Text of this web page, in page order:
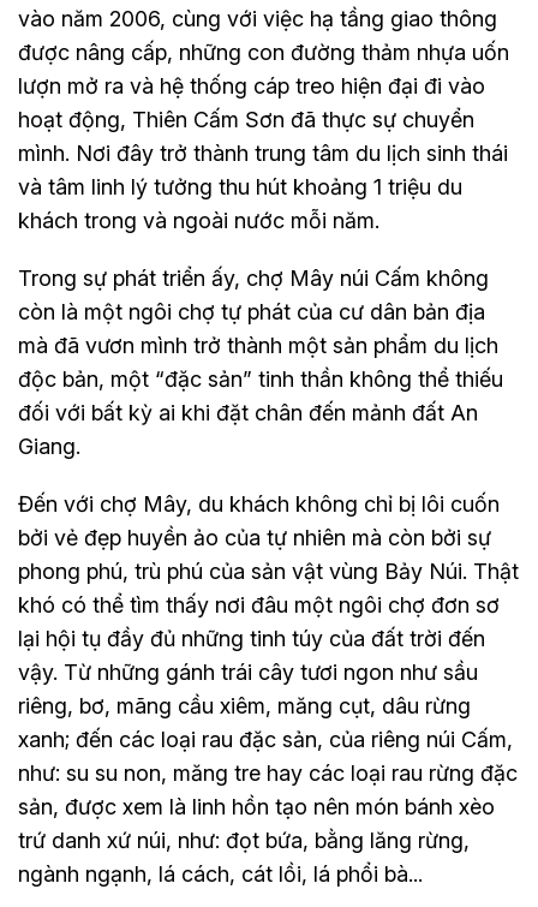
vào năm 2006, cùng với việc hạ tầng giao thông
được nâng cấp, những con đường thảm nhựa uốn
lượn mở ra và hệ thống cáp treo hiện đại đi vào
hoạt động, Thiên Cấm Sơn đã thực sự chuyển
mình. Nơi đây trở thành trung tâm du lịch sinh thái
và tâm linh lý tưởng thu hút khoảng 1 triệu du
khách trong và ngoài nước mỗi năm.
Trong sự phát triển ấy, chợ Mây núi Cấm không
còn là một ngôi chợ tự phát của cư dân bản địa
mà đã vươn mình trở thành một sản phẩm du lịch
độc bản, một “đặc sản” tinh thần không thể thiếu
đối với bất kỳ ai khi đặt chân đến mảnh đất An
Giang.
Đến với chợ Mây, du khách không chỉ bị lôi cuốn
bởi vẻ đẹp huyền ảo của tự nhiên mà còn bởi sự
phong phú, trù phú của sản vật vùng Bảy Núi. Thật
khó có thể tìm thấy nơi đâu một ngôi chợ đơn sơ
lại hội tụ đầy đủ những tinh túy của đất trời đến
vậy. Từ những gánh trái cây tươi ngon như sầu
riêng, bơ, mãng cầu xiêm, măng cụt, dâu rừng
xanh; đến các loại rau đặc sản, của riêng núi Cấm,
như: su su non, măng tre hay các loại rau rừng đặc
sản, được xem là linh hồn tạo nên món bánh xèo
trứ danh xứ núi, như: đọt bứa, bằng lăng rừng,
ngành ngạnh, lá cách, cát lồi, lá phổi bà...